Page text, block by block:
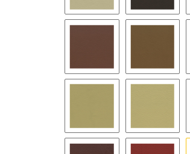
1881D - oyster 2041D -
2388D - kastanienbraun
2418D -
3358D - beige 3411D -